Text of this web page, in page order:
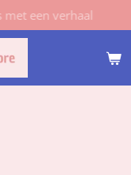
met een verhaal